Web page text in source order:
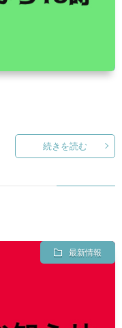
続きを読む
最新情報